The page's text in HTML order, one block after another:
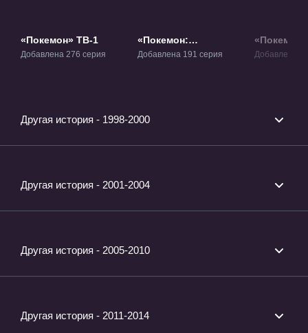
«Покемон» ТВ-1
Добавлена 276 серия
«Покемон:
Современное
Добавлена 191 серия
«Покемон:
жемчуг»
Добавлена
Другая история - 1998-2000
Другая история - 2001-2004
Другая история - 2005-2010
Другая история - 2011-2014